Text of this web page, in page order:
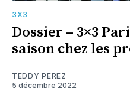
3X3
Dossier – 3×3
saison chez les
TEDDY PEREZ
5 décembre 2022